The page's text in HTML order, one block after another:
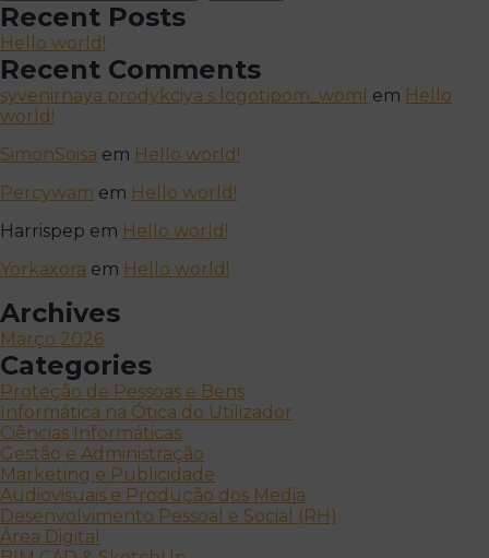
Recent Posts
Hello world!
Recent Comments
syvenirnaya prodykciya s logotipom_woml em Hello
world!
SimonSoisa em Hello world!
Percywam em Hello world!
Harrispep em Hello world!
Yorkaxora em Hello world!
Archives
Março 2026
Categories
Proteção de Pessoas e Bens
Informática na Ótica do Utilizador
Ciências Informáticas
Gestão e Administração
Marketing e Publicidade
Audiovisuais e Produção dos Media
Desenvolvimento Pessoal e Social (RH)
Área Digital